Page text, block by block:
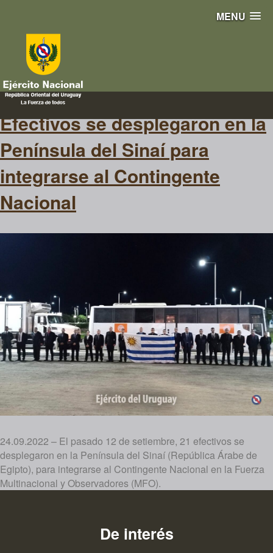
MENU
administrativo
Efectivos se desplegaron en la
Península del Sinaí para
integrarse al Contingente
Nacional
24.09.2022 – El pasado 12 de setiembre, 21 efectivos se
desplegaron en la Península del Sinaí (República Árabe de
Egipto), para integrarse al Contingente Nacional en la Fuerza
Multinacional y Observadores (MFO).
De interés